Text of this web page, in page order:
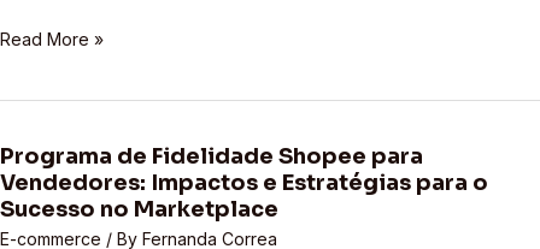
Seu
da
Funcionalidade
Vendedores
de
Marketplace
Read More »
Programa de Fidelidade Shopee para
Vendedores: Impactos e Estratégias para o
Sucesso no Marketplace
E-commerce / By Fernanda Correa
Programa
de
Fidelidade
Shopee